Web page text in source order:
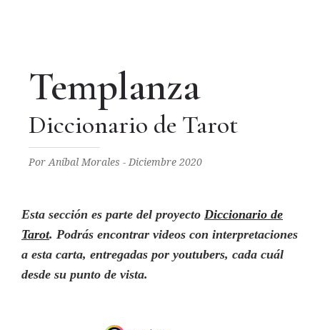
Templanza
Diccionario de Tarot
Por Aníbal Morales - Diciembre 2020
Esta sección es parte del proyecto Diccionario de
Tarot. Podrás encontrar videos con interpretaciones
a esta carta, entregadas por youtubers, cada cuál
desde su punto de vista.